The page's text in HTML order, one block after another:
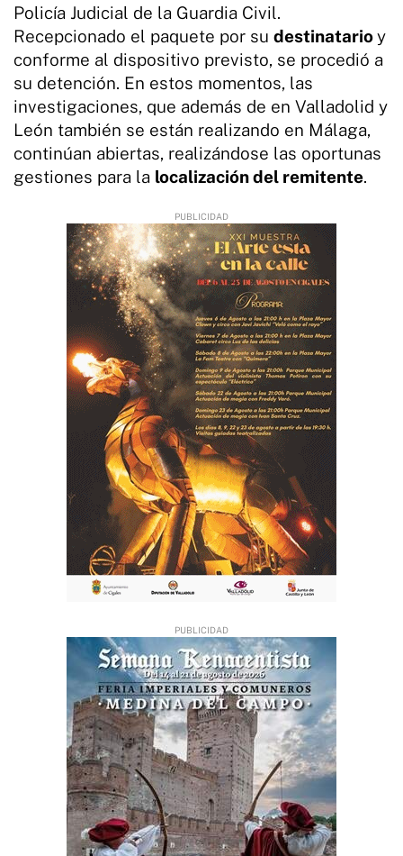
Policía Judicial de la Guardia Civil.
Recepcionado el paquete por su destinatarioy
conforme al dispositivo previsto, se procedió a
su detención. En estos momentos, las
investigaciones, que además de en Valladolid y
León también se están realizando en Málaga,
continúan abiertas, realizándose las oportunas
gestiones para la localización del remitente.